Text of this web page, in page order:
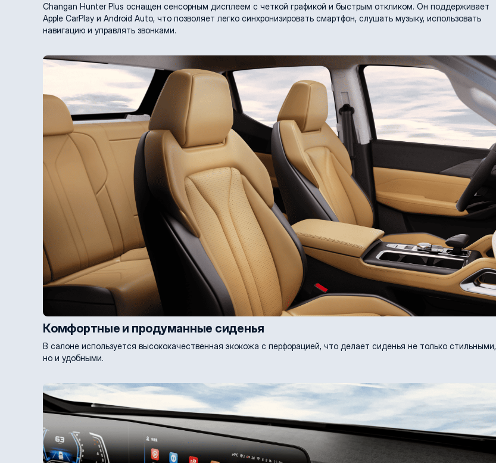
Changan Hunter Plus оснащен сенсорным дисплеем с четкой графикой и быстрым откликом. Он поддерживает
Apple CarPlay и Android Auto, что позволяет легко синхронизировать смартфон, слушать музыку, использовать
навигацию и управлять звонками.
Комфортные и продуманные сиденья
В салоне используется высококачественная экокожа с перфорацией, что делает сиденья не только стильными,
но и удобными.